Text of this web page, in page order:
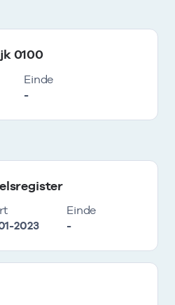
0100
Einde
-
2023
Einde
-